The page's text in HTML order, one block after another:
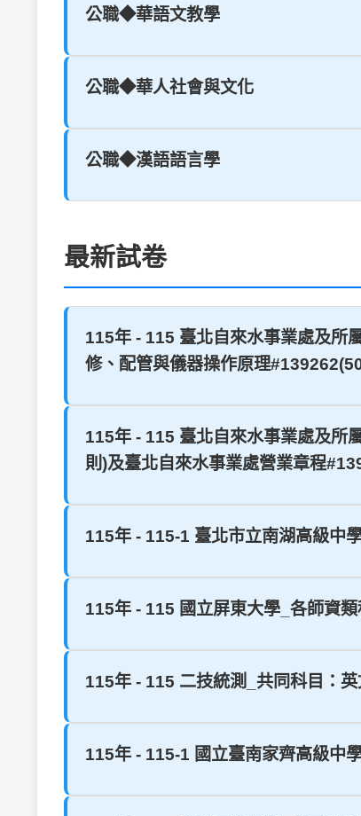
公職◆華語文教學
公職◆華人社會與文化
公職◆漢語語言學
最新試卷
115年 - 115 臺北自來水事業處及所
修、配管與儀器操作原理
115年 - 115 臺北自來水事業處及所
則)及臺北自來水事業處營業章程
115年 - 115-1 臺北市立南湖高級中
115年 - 115 國立屏東大學_各師資
115年 - 115 二技統測_共同科目：
115年 - 115-1 國立臺南家齊高級中